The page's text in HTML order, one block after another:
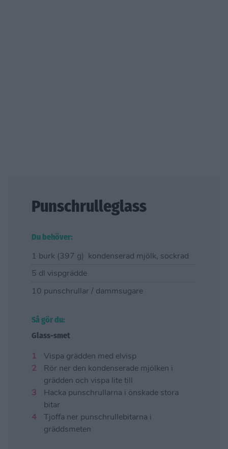
Punschrulleglass
Du behöver:
1 burk (397 g) kondenserad mjölk, sockrad
5 dl vispgrädde
10 punschrullar / dammsugare
Så gör du:
Glass-smet
Vispa grädden med elvisp
Rör ner den kondenserade mjölken i
grädden och vispa lite till
Hacka punschrullarna i önskade stora
bitar
Tjoffa ner punschrullebitarna i
gräddsmeten